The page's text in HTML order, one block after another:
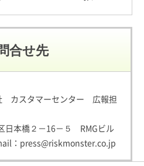
合せ先
カスタマーセンター 広報担
日本橋２－16－５ RMGビル
： press@riskmonster.co.jp